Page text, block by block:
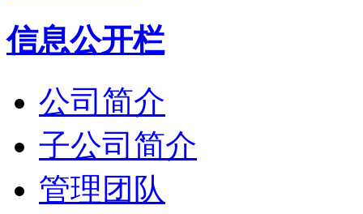
信息公开栏
公司简介
子公司简介
管理团队